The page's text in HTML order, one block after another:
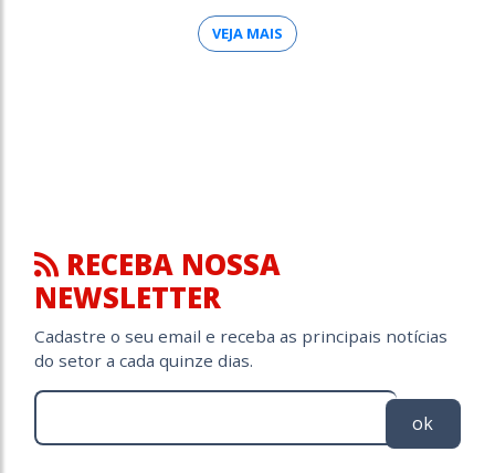
VEJA MAIS
RECEBA NOSSA
NEWSLETTER
Cadastre o seu email e receba as principais notícias
do setor a cada quinze dias.
ok